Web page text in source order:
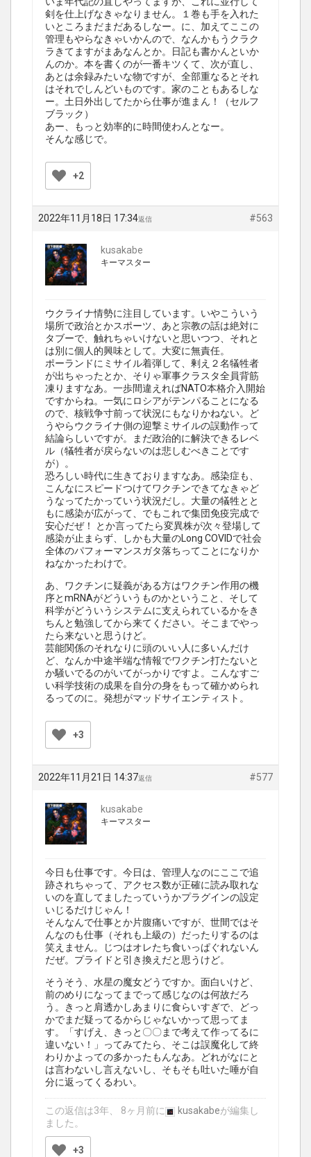
剣を仕上げなきゃなりません。１巻も手を入れた
いところまだまだあるしなー。に、加えてここの
管理もやらなきゃいかんので、なんかもうクラク
ラきてますがまあなんとか。日記も書かんといか
んのか。本を書くのが一番キツくて、次が直し、
あとは余録みたいな物ですが、全部重なるとそれ
はそれでしんどいものです。家のこともあるしな
ー。土日外出してたから仕事が進まん！（セルフ
ブラック）
あー、もっと効率的に時間使わんとなー。
そんな感じで。
+2
2022年11月18日 17:34 #563
返信
kusakabe
キーマスター
ウクライナ情勢に注目しています。いやこういう
場所で政治とかスポーツ、あと宗教の話は絶対に
タブーで、触れちゃいけないと思いつつ、それと
は別に個人的興味として。大変に無責任。
ポーランドにミサイル着弾して、剰え２名犠牲者
が出ちゃったとか、そりゃ軍事クラスタ全員背筋
凍りますなあ。一歩間違えればNATO本格介入開始
ですからね。一気にロシアがテンパることになる
ので、核戦争寸前って状況にもなりかねない。ど
うやらウクライナ側の迎撃ミサイルの誤動作って
結論らしいですが。まだ政治的に解決できるレベ
ル（犠牲者が戻らないのは悲しむべきことです
が）。
恐ろしい時代に生きておりますなあ。感染症も、
こんなにスピードつけてワクチンできてなきゃど
うなってたかっていう状況だし。大量の犠牲とと
もに感染が広がって、でもこれで集団免疫完成で
安心だぜ！ とか言ってたら変異株が次々登場して
感染が止まらず、しかも大量のLong COVIDで社会
全体のパフォーマンスガタ落ちってことになりか
ねなかったわけで。
あ、ワクチンに疑義がある方はワクチン作用の機
序とmRNAがどういうものかということ、そして
科学がどういうシステムに支えられているかをき
ちんと勉強してから来てください。そこまでやっ
たら来ないと思うけど。
芸能関係のそれなりに頭のいい人に多いんだけ
ど、なんか中途半端な情報でワクチン打たないと
か騒いでるのがいてがっかりですよ。こんなすご
い科学技術の成果を自分の身をもって確かめられ
るってのに。発想がマッドサイエンティスト。
+3
2022年11月21日 14:37 #577
返信
kusakabe
キーマスター
今日も仕事です。今日は、管理人なのにここで追
跡されちゃって、アクセス数が正確に読み取れな
いのを直してましたっていうかプラグインの設定
いじるだけじゃん！
そんなんで仕事とか片腹痛いですが、世間ではそ
んなのも仕事（それも上級の）だったりするのは
笑えません。じつはオレたち食いっぱぐれないん
だぜ。プライドと引き換えだと思うけど。
そうそう、水星の魔女どうですか。面白いけど、
前のめりになってまでって感じなのは何故だろ
う。きっと肩透かしあまりに食らいすぎで、どっ
かでまだ疑ってるからじゃないかって思ってま
す。「すげえ、きっと〇〇まで考えて作ってるに
違いない！」ってみてたら、そこは誤魔化して終
わりかよっての多かったもんなあ。どれがなにと
は言わないし言えないし、そもそも吐いた唾が自
分に返ってくるわい。
この返信は3年、 8ヶ月前に kusakabeが編集し
ました。
+3